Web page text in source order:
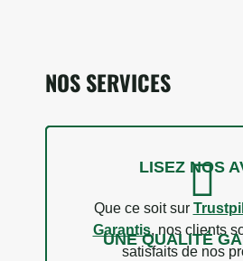
NOS SERVICES
UNE QUALITÉ
LISEZ NOS
Que ce soit sur
Garantis, nos clients
satisfaits de nos